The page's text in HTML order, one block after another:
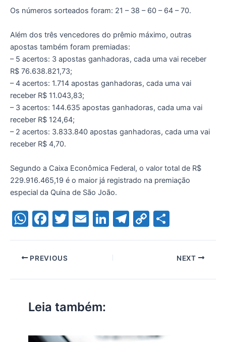
Os números sorteados foram: 21 – 38 – 60 – 64 – 70.
Além dos três vencedores do prêmio máximo, outras
apostas também foram premiadas:
– 5 acertos: 3 apostas ganhadoras, cada uma vai receber
R$ 76.638.821,73;
– 4 acertos: 1.714 apostas ganhadoras, cada uma vai
receber R$ 11.043,83;
– 3 acertos: 144.635 apostas ganhadoras, cada uma vai
receber R$ 124,64;
– 2 acertos: 3.833.840 apostas ganhadoras, cada uma vai
receber R$ 4,70.
Segundo a Caixa Econômica Federal, o valor total de R$
229.916.465,19 é o maior já registrado na premiação
especial da Quina de São João.
W
at
s
A
p
p
F
c
e
b
o
o
k
T
E
Li
k
e
dI
T
a
C
Li
ar
e
PREVIOUS NEXT
Leia também: